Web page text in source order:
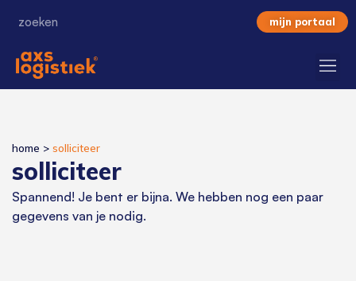
mijn portaal
home > solliciteer
solliciteer
Spannend! Je bent er bijna. We hebben nog een paar
gegevens van je nodig.